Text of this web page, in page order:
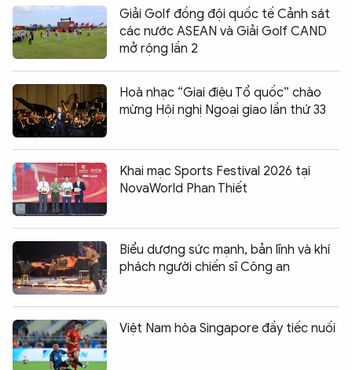
Giải Golf đồng đội quốc tế Cảnh sát
các nước ASEAN và Giải Golf CAND
mở rộng lần 2
Hoà nhạc “Giai điệu Tổ quốc” chào
mừng Hội nghị Ngoại giao lần thứ 33
Khai mạc Sports Festival 2026 tại
NovaWorld Phan Thiết
Biểu dương sức mạnh, bản lĩnh và khí
phách người chiến sĩ Công an
Việt Nam hòa Singapore đầy tiếc nuối